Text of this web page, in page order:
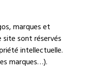
marques et
sont réservés
intellectuelle.
marques…).